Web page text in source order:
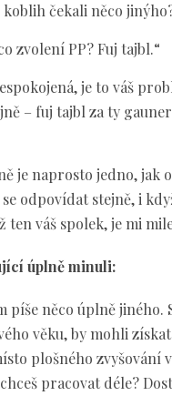
čekali něco
zvolení PP? Fuj tajbl.“
je to váš
– fuj tajbl za ty
je naprosto jedno, jak
se odpovídat stejně, i
ten váš spolek, je mi
úplně minuli:
píše něco úplně
věku, by mohli
plošného zvyšování
pracovat déle?